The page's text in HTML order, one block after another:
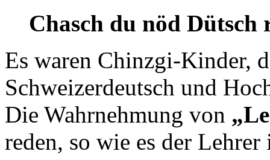
Chasch du nöd Dütsch
Es waren Chinzgi-Kinder,
Schweizerdeutsch und
Die Wahrnehmung von
reden, so wie es der